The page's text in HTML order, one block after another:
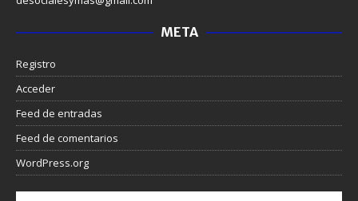
META
Registro
Acceder
Feed de entradas
Feed de comentarios
WordPress.org